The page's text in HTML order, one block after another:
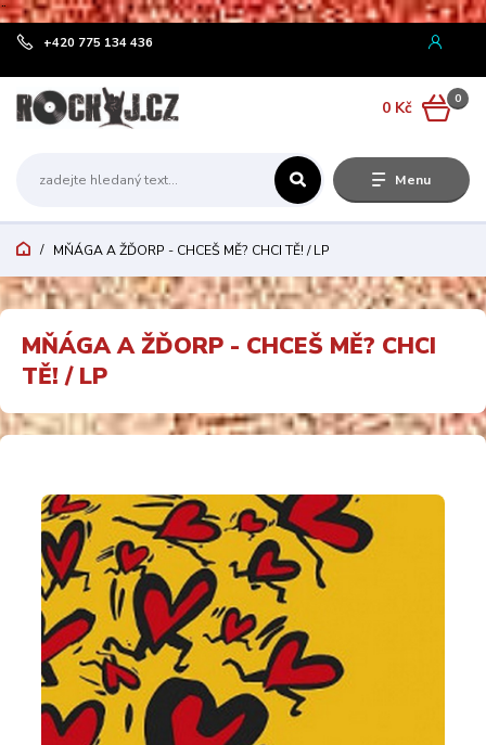
¨
Menu
+420 775 134 436
0
0 Kč
MŇÁGA A ŽĎORP - CHCEŠ MĚ? CHCI TĚ! / LP
MŇÁGA A ŽĎORP - CHCEŠ MĚ? CHCI
TĚ! / LP